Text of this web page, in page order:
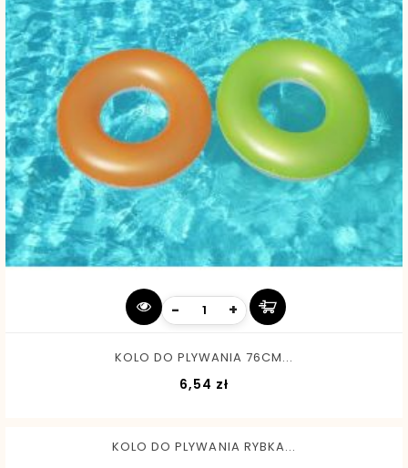
- +
KOLO DO PLYWANIA 76CM...
6,54 złCena
KOLO DO PLYWANIA RYBKA...